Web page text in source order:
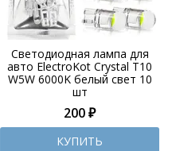
Светодиодная лампа для
авто ElectroKot Crystal T10
W5W 6000K белый свет 10
шт
200 ₽
КУПИТЬ